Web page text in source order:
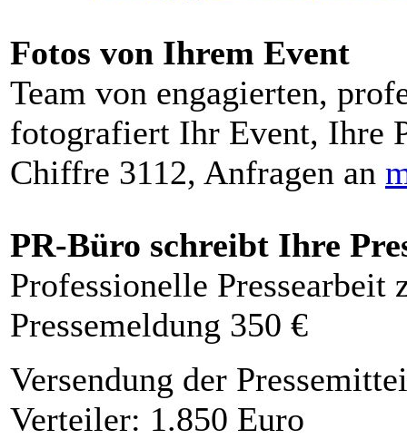
Fotos von Ihrem Event
Team von engagierten,
fotografiert Ihr Event, Ihre
Chiffre 3112, Anfragen an
PR-Büro schreibt Ihre
Professionelle Pressearbeit
Pressemeldung 350 €
Versendung der
Verteiler: 1.850 Euro